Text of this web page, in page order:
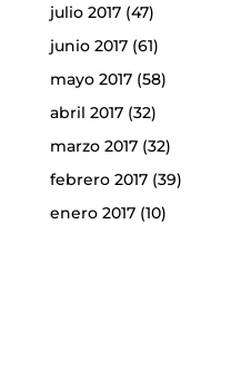
julio 2017(47)
junio 2017(61)
mayo 2017(58)
abril 2017(32)
marzo 2017(32)
febrero 2017(39)
enero 2017(10)